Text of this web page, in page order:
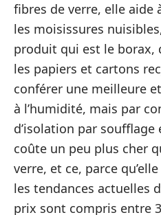
fibres de verre, elle aide
les moisissures
produit qui est le borax,
les papiers et cartons
conférer une meilleure
à l’humidité, mais par
d’isolation par
coûte un peu plus cher
verre, et ce, parce
les tendances actuelles
prix sont compris entre